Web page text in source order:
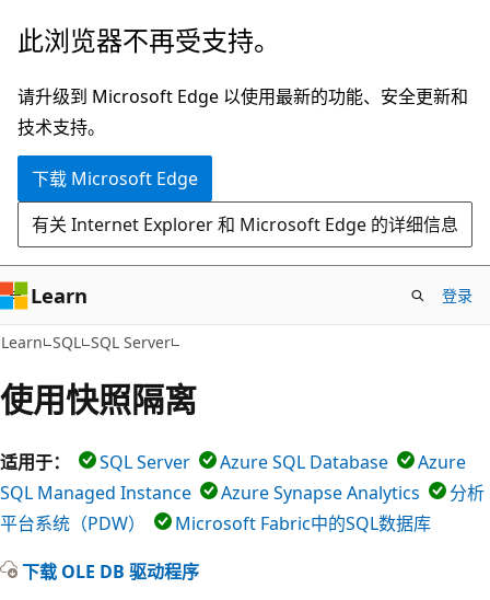
跳
主
要
内
此浏览器不再受支持。
请升级到 Microsoft Edge 以使用最新的功能、安全更新和
技术支持。
下载 Microsoft Edge
有关 Internet Explorer 和 Microsoft Edge 的详细信息
Learn 登录
Learn SQL SQL Server
使用快照隔离
适用于： SQL Server Azure SQL Database
Azure
SQL Managed Instance
Azure Synapse Analytics
分析
平台系统（PDW）
Microsoft Fabric中的SQL数据库
下载 OLE DB 驱动程序